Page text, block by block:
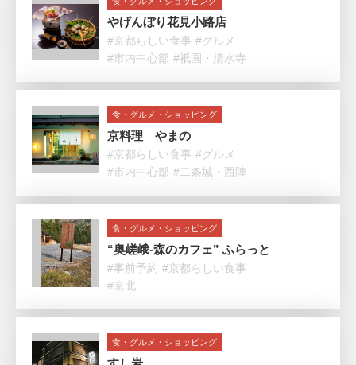
やげんぼり花見小路店
#京都らしい食事 #グルメ
#市内中心部 #祇園・清水寺
食・グルメ・ショッピング
京料理 やまの
#京都らしい食事 #グルメ
#市内中心部 #二条城・西陣
食・グルメ・ショッピング
“奥嵯峨-森のカフェ” ふらっと
#事前予約 #京都らしい食事
#京北
食・グルメ・ショッピング